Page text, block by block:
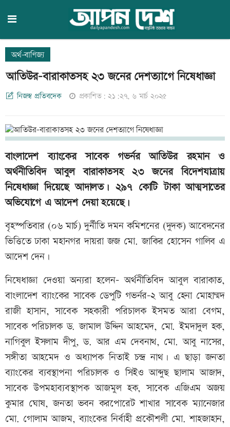
অর্থ-বাণিজ্য
আতিউর-বারাকাতসহ ২৩ জনের দেশত্যাগে নিষেধাজ্ঞা
নিজস্ব প্রতিবদেক প্রকাশিত: ২১:২৭, ৬ মার্চ ২০২৫
বাংলাদেশ ব্যাংকের সাবেক গভর্নর আতিউর রহমান ও
অর্থনীতিবিদ আবুল বারাকাতসহ ২৩ জনের বিদেশযাত্রায়
নিষেধাজ্ঞা দিয়েছে আদালত। ২৯৭ কোটি টাকা আত্মসাতের
অভিযোগে এ আদেশ দেয়া হয়েছে।
বৃহস্পতিবার (০৬ মার্চ) দুর্নীতি দমন কমিশনের (দুদক) আবেদনের
ভিত্তিতে ঢাকা মহানগর দায়রা জজ মো. জাকির হোসেন গালিব এ
আদেশ দেন।
নিষেধাজ্ঞা দেওয়া অন্যরা হলেন- অর্থনীতিবিদ আবুল বারাকাত,
বাংলাদেশ ব্যাংকের সাবেক ডেপুটি গভর্নর-২ আবু হেনা মোহাম্মদ
রাজী হাসান, সাবেক সহকারী পরিচালক ইসমত আরা বেগম,
সাবেক পরিচালক ড. জামাল উদ্দিন আহমেদ, মো. ইমদাদুল হক,
নাগিবুল ইসলাম দীপু, ড. আর এম দেবনাথ, মো. আবু নাসের,
সঙ্গীতা আহমেদ ও অধ্যাপক নিতাই চন্দ্র নাথ। এ ছাড়া জনতা
ব্যাংকের ব্যবস্থাপনা পরিচালক ও সিইও আব্দুছ ছালাম আজাদ,
সাবেক উপমহাব্যবস্থাপক আজমুল হক, সাবেক এজিএম অজয়
কুমার ঘোষ, জনতা ভবন করপোরেট শাখার সাবেক ম্যানেজার
মো. গোলাম আজম, ব্যাংকের নির্বাহী প্রকৌশলী মো. শাহজাহান,